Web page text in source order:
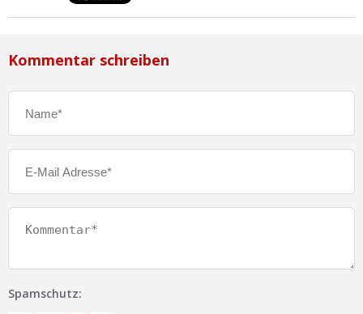
Kommentar schreiben
Spamschutz: